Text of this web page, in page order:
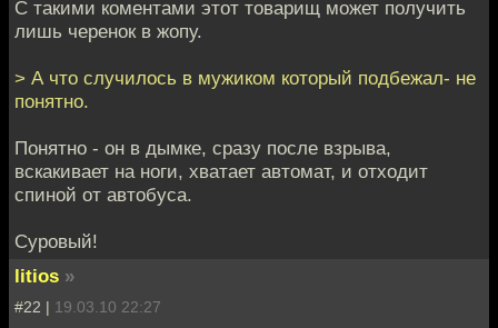
С такими коментами этот товарищ может получить
лишь черенок в жопу.
> А что случилось в мужиком который подбежал- не
понятно.
Понятно - он в дымке, сразу после взрыва,
вскакивает на ноги, хватает автомат, и отходит
спиной от автобуса.
Суровый!
litios »
#22 | 19.03.10 22:27